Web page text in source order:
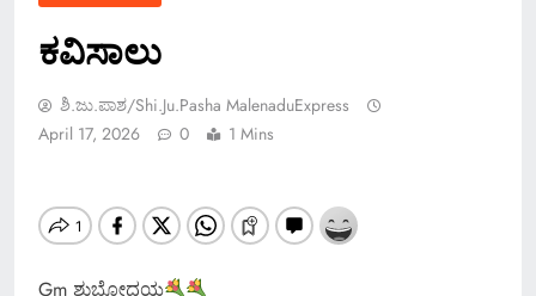
ಕವಿಸಾಲು
ಶಿ.ಜು.ಪಾಶ/Shi.ju.pasha MalenaduExpress
April 17, 2026
0 1 Mins
Gm ಶುಭೋದಯ